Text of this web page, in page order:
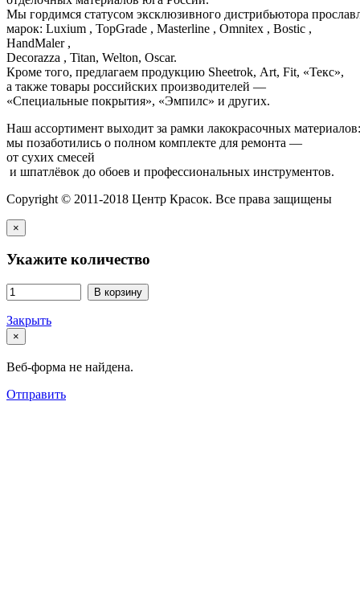
Мы гордимся статусом эксклюзивного дистрибьютора
марок: Luxium , TopGrade , Masterline , Omnitex , Bostic ,
HandMaler ,
Decorazza , Titan, Welton, Oscar.
Кроме того, предлагаем продукцию Sheetrok, Art, Fit, «Текс»,
а также товары российских производителей —
«Специальные покрытия», «Эмпилс» и других.
Наш ассортимент выходит за рамки лакокрасочных
мы позаботились о полном комплекте для ремонта —
от сухих смесей
и шпатлёвок до обоев и профессиональных инструментов.
Copyright © 2011-2018 Центр Красок. Все права защищены
×
Укажите количество
В корзину
Закрыть
×
Веб-форма не найдена.
Отправить